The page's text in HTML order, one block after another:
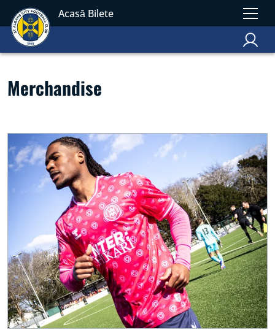
Acasă Bilete
Merchandise